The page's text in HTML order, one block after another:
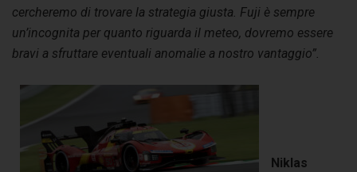
cercheremo di trovare la strategia giusta. Fuji è sempre
un’incognita per quanto riguarda il meteo, dovremo essere
bravi a sfruttare eventuali anomalie a nostro vantaggio”.
Niklas